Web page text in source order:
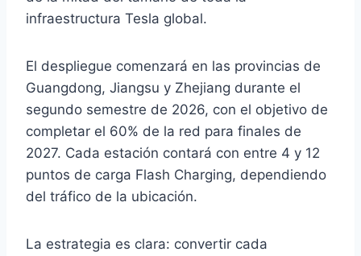
infraestructura Tesla global.
El despliegue comenzará en las provincias de
Guangdong, Jiangsu y Zhejiang durante el
segundo semestre de 2026, con el objetivo de
completar el 60% de la red para finales de
2027. Cada estación contará con entre 4 y 12
puntos de carga Flash Charging, dependiendo
del tráfico de la ubicación.
La estrategia es clara: convertir cada